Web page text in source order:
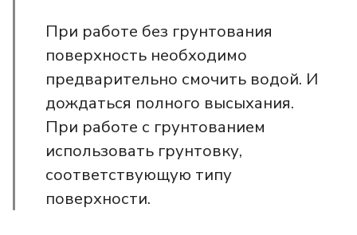
При работе без грунтования
поверхность необходимо
предварительно смочить водой. И
дождаться полного высыхания.
При работе с грунтованием
использовать грунтовку,
соответствующую типу
поверхности.